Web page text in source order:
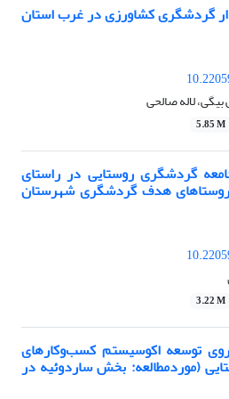
گردشگری کشاورزی در غرب استان
لاله صالحی
5.85 M
گردشگری روستایی در راستای
روستاهای هدف گردشگری شهرستان
3.22 M
توسعه اکوسیستم کسب‌وکارهای
(موردمطالعه: بخش ساردوئیه در